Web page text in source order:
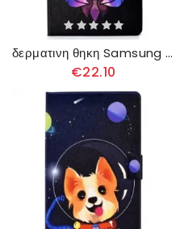
δερματινη θηκη Samsung Galaxy Tab S6 Lite Δυσάρεστη Κουκουβάγια
€22.10